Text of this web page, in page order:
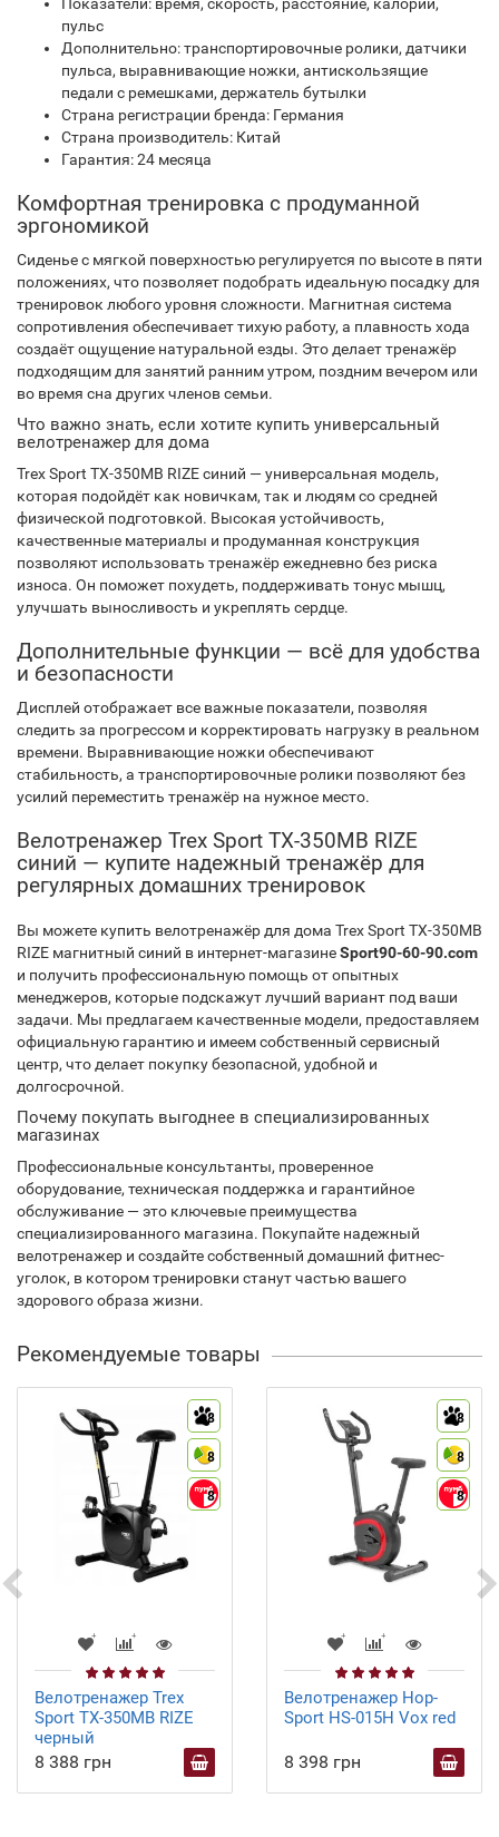
Показатели: время, скорость, расстояние, калории,
пульс
Дополнительно: транспортировочные ролики, датчики
пульса, выравнивающие ножки, антискользящие
педали с ремешками, держатель бутылки
Страна регистрации бренда: Германия
Страна производитель: Китай
Гарантия: 24 месяца
Комфортная тренировка с продуманной
эргономикой
Сиденье с мягкой поверхностью регулируется по высоте в пяти
положениях, что позволяет подобрать идеальную посадку для
тренировок любого уровня сложности. Магнитная система
сопротивления обеспечивает тихую работу, а плавность хода
создаёт ощущение натуральной езды. Это делает тренажёр
подходящим для занятий ранним утром, поздним вечером или
во время сна других членов семьи.
Что важно знать, если хотите купить универсальный
велотренажер для дома
Trex Sport TX-350MB RIZE синий — универсальная модель,
которая подойдёт как новичкам, так и людям со средней
физической подготовкой. Высокая устойчивость,
качественные материалы и продуманная конструкция
позволяют использовать тренажёр ежедневно без риска
износа. Он поможет похудеть, поддерживать тонус мышц,
улучшать выносливость и укреплять сердце.
Дополнительные функции — всё для удобства
и безопасности
Дисплей отображает все важные показатели, позволяя
следить за прогрессом и корректировать нагрузку в реальном
времени. Выравнивающие ножки обеспечивают
стабильность, а транспортировочные ролики позволяют без
усилий переместить тренажёр на нужное место.
Велотренажер Trex Sport TX-350MB RIZE
синий — купите надежный тренажёр для
регулярных домашних тренировок
Вы можете купить велотренажёр для дома Trex Sport TX-350MB
RIZE магнитный синий в интернет-магазинеSport90-60-90.com
и получить профессиональную помощь от опытных
менеджеров, которые подскажут лучший вариант под ваши
задачи. Мы предлагаем качественные модели, предоставляем
официальную гарантию и имеем собственный сервисный
центр, что делает покупку безопасной, удобной и
долгосрочной.
Почему покупать выгоднее в специализированных
магазинах
Профессиональные консультанты, проверенное
оборудование, техническая поддержка и гарантийное
обслуживание — это ключевые преимущества
специализированного магазина. Покупайте надежный
велотренажер и создайте собственный домашний фитнес-
уголок, в котором тренировки станут частью вашего
здорового образа жизни.
Рекомендуемые товары
8
8
8
Велотренажер Trex
Sport TX-350MB RIZE
черный
8 388 грн
8
8
8
Велотренажер Hop-
Sport HS-015H Vox red
8 398 грн